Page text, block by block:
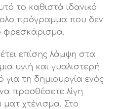
το καθιστά ιδανικό
πρόγραμμα που δεν
φρεσκάρισμα.
επίσης λάμψη στα
υγιή και γυαλιστερή
για τη δημιουργία ενός
προσθέσετε λίγη
χτένισμα. Στο